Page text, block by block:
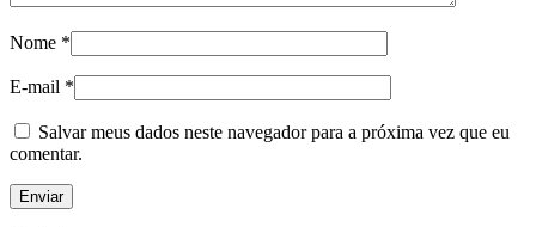
Nome *
E-mail *
Salvar meus dados neste navegador para a próxima vez que eu
comentar.